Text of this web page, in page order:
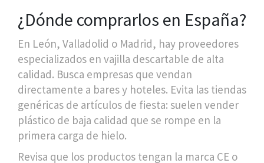
¿Dónde comprarlos en España?
En León, Valladolid o Madrid, hay proveedores
especializados en vajilla descartable de alta
calidad. Busca empresas que vendan
directamente a bares y hoteles. Evita las tiendas
genéricas de artículos de fiesta: suelen vender
plástico de baja calidad que se rompe en la
primera carga de hielo.
Revisa que los productos tengan la marca CE o